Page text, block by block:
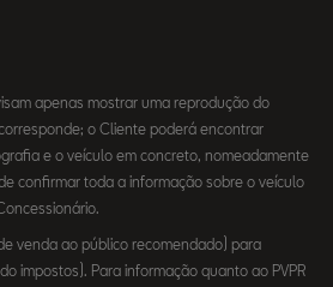
apenas mostrar uma reprodução do
o Cliente poderá encontrar
e o veículo em concreto, nomeadamente
confirmar toda a informação sobre o veículo
venda ao público recomendado) para
impostos). Para informação quanto ao PVPR